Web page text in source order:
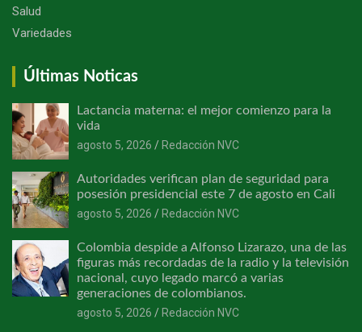
Salud
Variedades
Últimas Noticas
Lactancia materna: el mejor comienzo para la
vida
agosto 5, 2026
Redacción NVC
Autoridades verifican plan de seguridad para
posesión presidencial este 7 de agosto en Cali
agosto 5, 2026
Redacción NVC
Colombia despide a Alfonso Lizarazo, una de las
figuras más recordadas de la radio y la televisión
nacional, cuyo legado marcó a varias
generaciones de colombianos.
agosto 5, 2026
Redacción NVC